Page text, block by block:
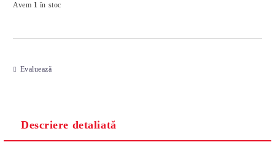
Avem 1 în stoc
Evaluează
Descriere detaliată